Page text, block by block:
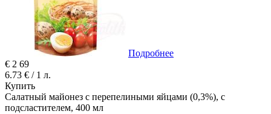
Подробнее
€ 2 69
6.73 € / 1 л.
Купить
Салатный майонез с перепелиными яйцами (0,3%), с
подсластителем, 400 мл